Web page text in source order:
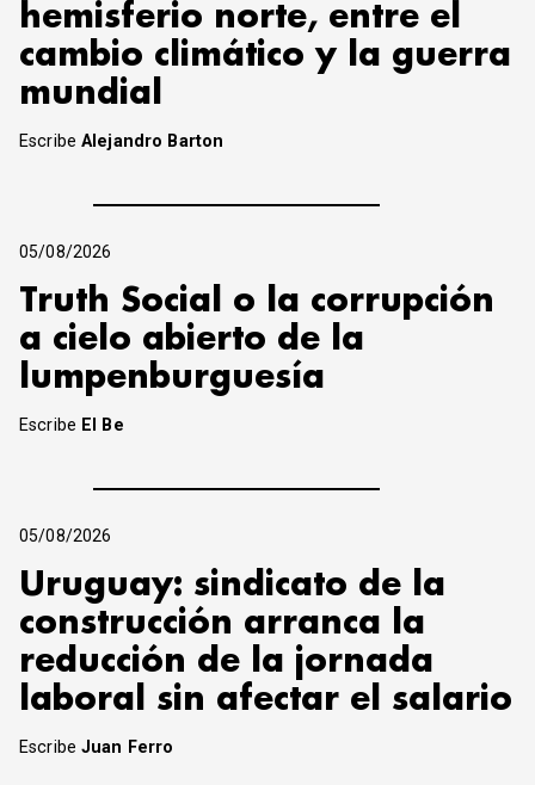
hemisferio norte, entre el
cambio climático y la guerra
mundial
EscribeAlejandro Barton
05/08/2026
Truth Social o la corrupción
a cielo abierto de la
lumpenburguesía
Escribe El Be
05/08/2026
Uruguay: sindicato de la
construcción arranca la
reducción de la jornada
laboral sin afectar el salario
EscribeJuan Ferro